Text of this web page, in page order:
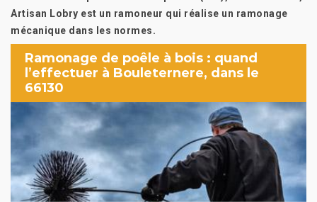
Artisan Lobry est un ramoneur qui réalise un ramonage
mécanique dans les normes.
Ramonage de poêle à bois : quand
l’effectuer à Bouleternere, dans le
66130